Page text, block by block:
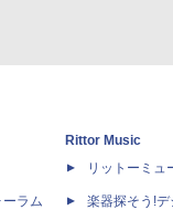
ラム
Rittor Music
リットーミュ
楽器探そう!デ